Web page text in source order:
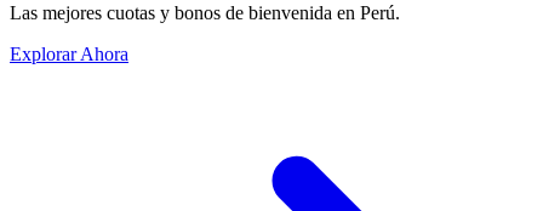
Las mejores cuotas y bonos de bienvenida en Perú.
Explorar Ahora